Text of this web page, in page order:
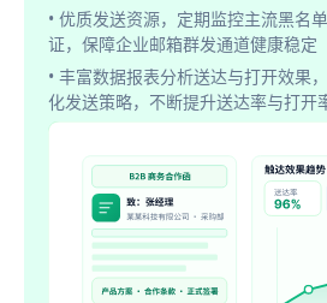
• 优质发送资源，定期监控主流黑名
证，保障企业邮箱群发通道健康稳定
• 丰富数据报表分析送达与打开效果
化发送策略，不断提升送达率与打开